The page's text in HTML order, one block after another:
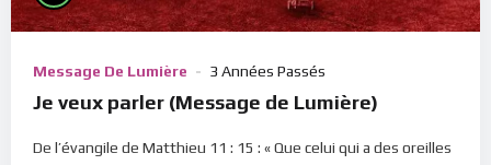
Message De Lumière 3 Années Passés
Je veux parler (Message de Lumière)
De l’évangile de Matthieu 11 : 15 : « Que celui qui a des oreilles